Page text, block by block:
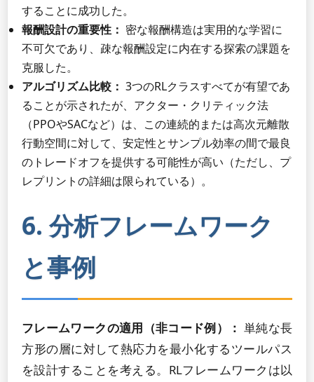
することに成功した。
報酬設計の重要性： 密な報酬構造は実用的な学習に
不可欠であり、疎な報酬設定に内在する探索の課題を
克服した。
アルゴリズム比較： 3つのRLクラスすべてが有望であ
ることが示されたが、アクター・クリティック法
（PPOやSACなど）は、この連続的または高次元離散
行動空間に対して、安定性とサンプル効率の間で最良
のトレードオフを提供する可能性が高い（ただし、プ
レプリントの詳細は限られている）。
6. 分析フレームワーク
と事例
フレームワークの適用（非コード例）： 単純な長
方形の層に対して熱応力を最小化するツールパス
を設計することを考える。RLフレームワークは以